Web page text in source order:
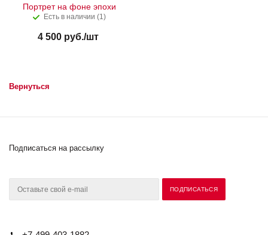
Портрет на фоне эпохи
Есть в наличии (1)
4 500 руб./шт
Вернуться
Подписаться на рассылку